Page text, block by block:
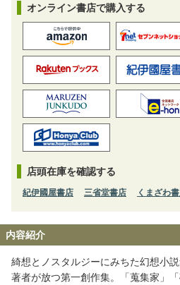
オンライン書店で購入する
店頭在庫を確認する
紀伊國屋書店 三省堂書店 くまざわ
内容紹介
綺想とノスタルジーにみちた幻想小
著者が放つ第一創作集。「蒐集家」